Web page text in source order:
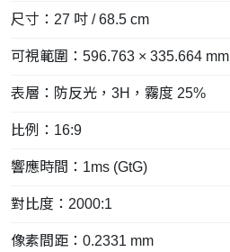
尺寸：27 吋 / 68.5 cm
可視範圍：596.763 × 335.664 mm
表層：防反光，3H，霧度 25%
比例：16:9
響應時間：1ms (GtG)
對比度：2000:1
像素間距：0.2331 mm